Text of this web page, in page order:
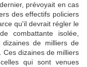
prévoyait en cas
des effectifs policiers
qu'il devrait régler le
combattante isolée,
de milliers de
dizaines de milliers
qui sont venues